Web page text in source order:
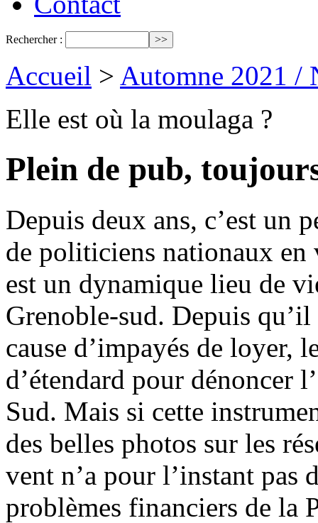
Rechercher :
Accueil > Automne 2021 /
Elle est où la moulaga ?
Plein de pub,
Depuis deux ans, c’est un
de politiciens nationaux en
est un dynamique lieu de
Grenoble-sud. Depuis
cause d’impayés de loyer,
d’étendard pour dénoncer
Sud. Mais si cette
des belles photos sur les
vent n’a pour l’instant pas
problèmes financiers de la